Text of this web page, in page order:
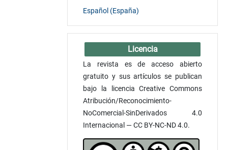
Español (España)
Licencia
La revista es de acceso abierto
gratuito y sus artículos se publican
bajo la licencia Creative Commons
Atribución/Reconocimiento-
NoComercial-SinDerivados 4.0
Internacional — CC BY-NC-ND 4.0.